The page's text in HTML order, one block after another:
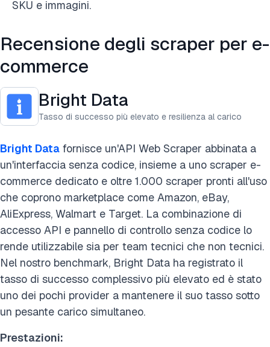
SKU e immagini.
Recensione degli scraper per e-
commerce
Bright Data
Tasso di successo più elevato e resilienza al carico
Bright Data fornisce un'API Web Scraper abbinata a
un'interfaccia senza codice, insieme a uno scraper e-
commerce dedicato e oltre 1.000 scraper pronti all'uso
che coprono marketplace come Amazon, eBay,
AliExpress, Walmart e Target. La combinazione di
accesso API e pannello di controllo senza codice lo
rende utilizzabile sia per team tecnici che non tecnici.
Nel nostro benchmark, Bright Data ha registrato il
tasso di successo complessivo più elevato ed è stato
uno dei pochi provider a mantenere il suo tasso sotto
un pesante carico simultaneo.
Prestazioni: